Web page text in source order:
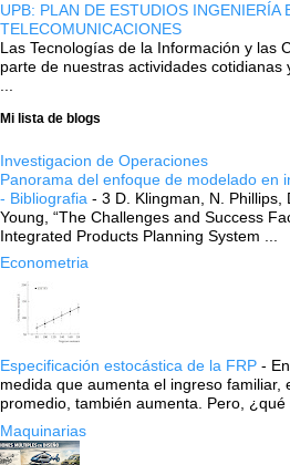
UPB: PLAN DE ESTUDIOS INGENIERÍA
TELECOMUNICACIONES
Las Tecnologías de la Información y las
parte de nuestras actividades
Mi lista de blogs
Investigacion de Operaciones
Panorama del enfoque de modelado en
- Bibliografia - 3 D. Klingman, N. Phillips,
Young, “The Challenges and Success
Integrated Products Planning System ...
Econometria
Especificación estocástica de la FRP -
medida que aumenta el ingreso familiar,
promedio, también aumenta. Pero,
Maquinarias